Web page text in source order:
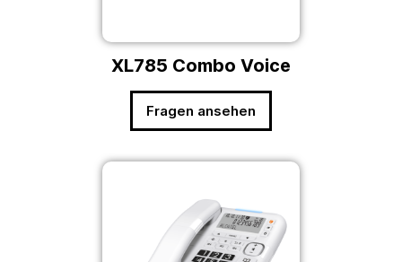
XL785 Combo Voice
Fragen ansehen